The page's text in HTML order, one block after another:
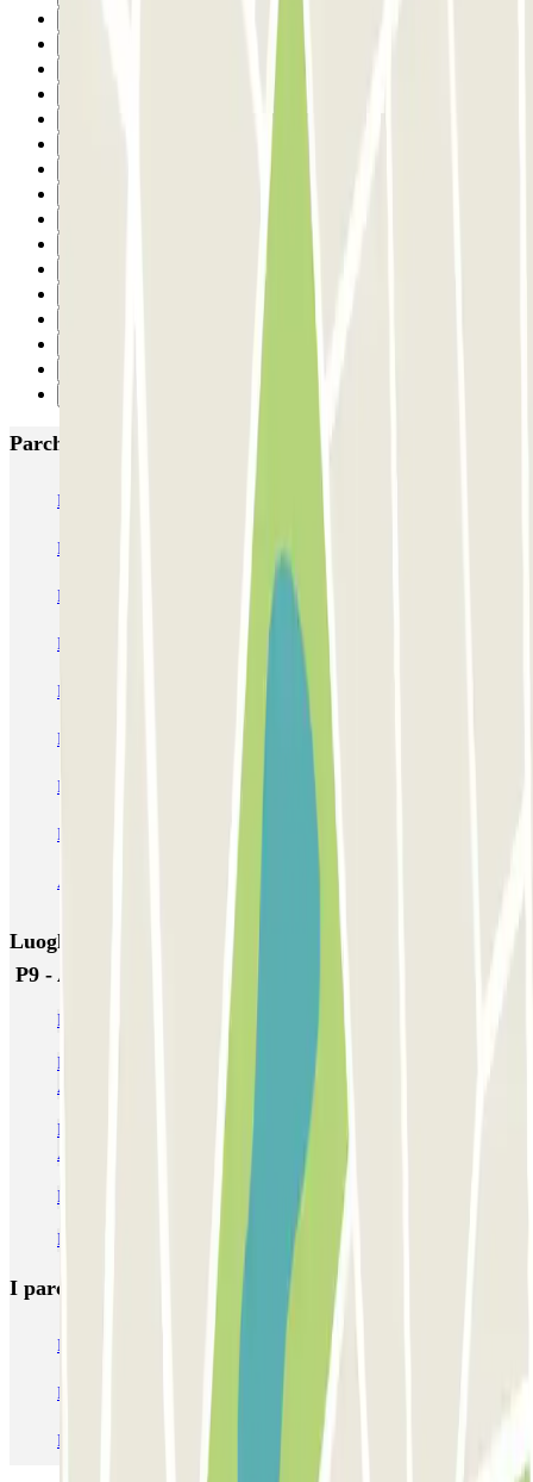
Parcheggi più popolari a Nizza
P5 Aéroport de Nice Côte d'Azur Terminal 2 - Au contact
P6 Aéroport de Nice Côte d'Azur - Terminal 2 - Longue durée
Nicetoile ECTOR - Service Voiturier - Nice - T2
ECTOR - Service Voiturier - Nice - T1
Easy Parking Aéroport - Extérieur - Nice
Easy Parking Aéroport - Intérieur - Nice
Parking Port Lympia Nice Easy parking - Couvert
Blue Valet - Aéroport de Nice Côte d'Azur (NCE)
Azur Voiturier - Aéroport de Nice
Luoghi ed eventi che potrebbero interessarti vicino a
P9 - Aéroport de Nice Côte d'Azur - Économique
Parcheggio Aeroporto Nizza - Costa Azzurra (NCE) | Parclick
Parcheggi vicino al Terminal 2 dell'Aeroporto di Nizza Costa
Azzurra (NCE)
Parcheggi vicino al Terminal 1 dell'Aeroporto di Nizza Costa
Azzurra (NCE)
Parcheggi per la Maratona Nizza Cannes
Parcheggi vicino al Museo Masséna
I parcheggi più prenotati
Parcheggio Venezia Parcheggio Piazzale Roma Venezia
Parcheggio Roma Parcheggio Milano
Parcheggio Malpensa Terminal 1 Parcheggio Malpensa